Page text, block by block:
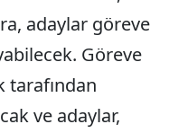
adaylar göreve
Göreve
tarafından
ve adaylar,